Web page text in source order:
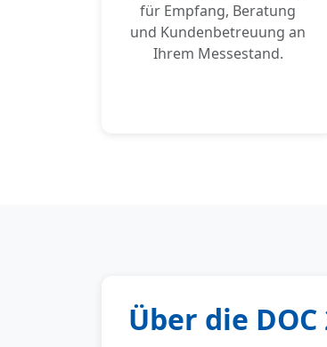
für Empfang, Beratung
und Kundenbetreuung an
Ihrem Messestand.
Über die DOC